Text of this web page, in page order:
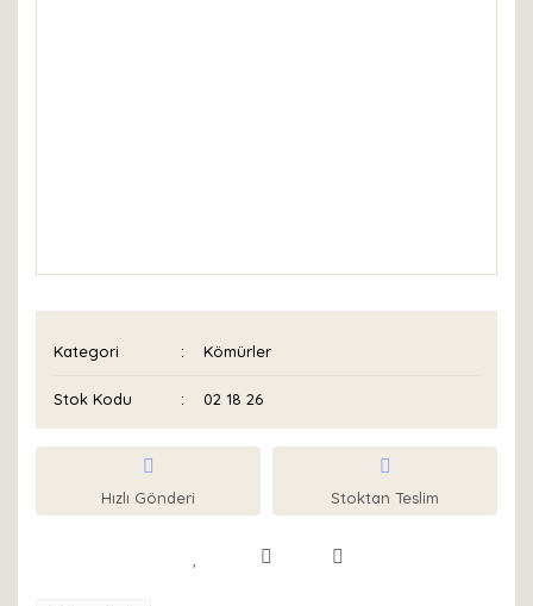
Kategori Kömürler
Stok Kodu 02 18 26
Hızlı Gönderi Stoktan Teslim